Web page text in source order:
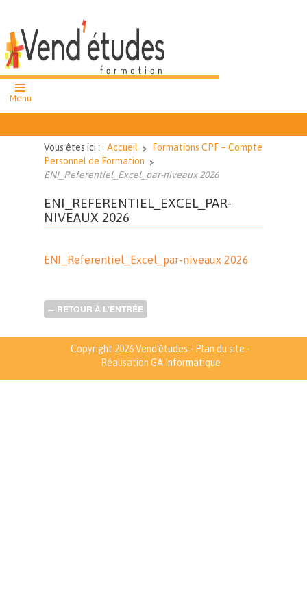
formation
cours et ateliers
collectifs
27
Vous êtes ici : Accueil
Formations CPF – Compte
Personnel de Formation
ENI_Referentiel_Excel_par-niveaux 2026
ENI_REFERENTIEL_EXCEL_PAR-
NIVEAUX 2026
ENI_Referentiel_Excel_par-niveaux 2026
← RETOUR À L'ENTRÉE
Copyright 2026Vend'études - Plan du site -
Réalisation GA Informatique
Menu